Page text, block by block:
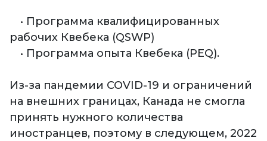
• Программа квалифицированных
рабочих Квебека (QSWP)
• Программа опыта Квебека (PEQ).
Из-за пандемии COVID-19 и ограничений
на внешних границах, Канада не смогла
принять нужного количества
иностранцев, поэтому в следующем, 2022